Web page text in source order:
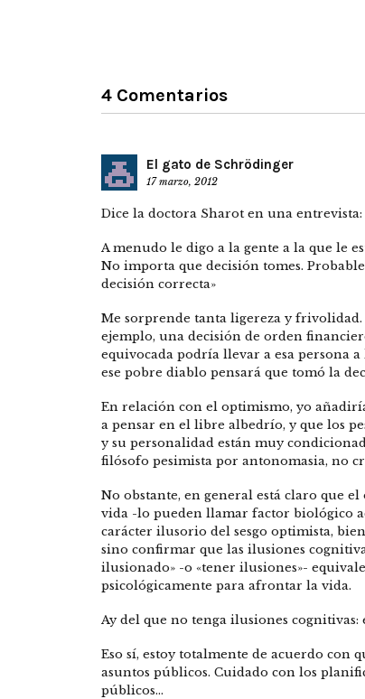
4 Comentarios
El gato de Schrödinger
17 marzo, 2012
Dice la doctora Sharot en una entrevista:
A menudo le digo a la gente a la que le
No importa que decisión tomes.
decisión correcta»
Me sorprende tanta ligereza y
ejemplo, una decisión de orden
equivocada podría llevar a esa persona
ese pobre diablo pensará que tomó la
En relación con el optimismo, yo
a pensar en el libre albedrío, y que los
y su personalidad están muy
filósofo pesimista por antonomasia, no
No obstante, en general está claro que
vida -lo pueden llamar factor biológico
carácter ilusorio del sesgo optimista,
sino confirmar que las ilusiones
ilusionado» -o «tener ilusiones»-
psicológicamente para afrontar la vida.
Ay del que no tenga ilusiones cognitivas:
Eso sí, estoy totalmente de acuerdo con
asuntos públicos. Cuidado con los
públicos…